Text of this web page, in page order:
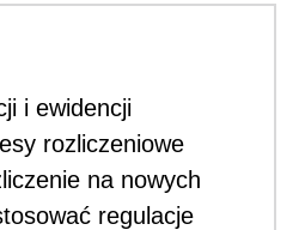
i ewidencji
rozliczeniowe
na nowych
regulacje